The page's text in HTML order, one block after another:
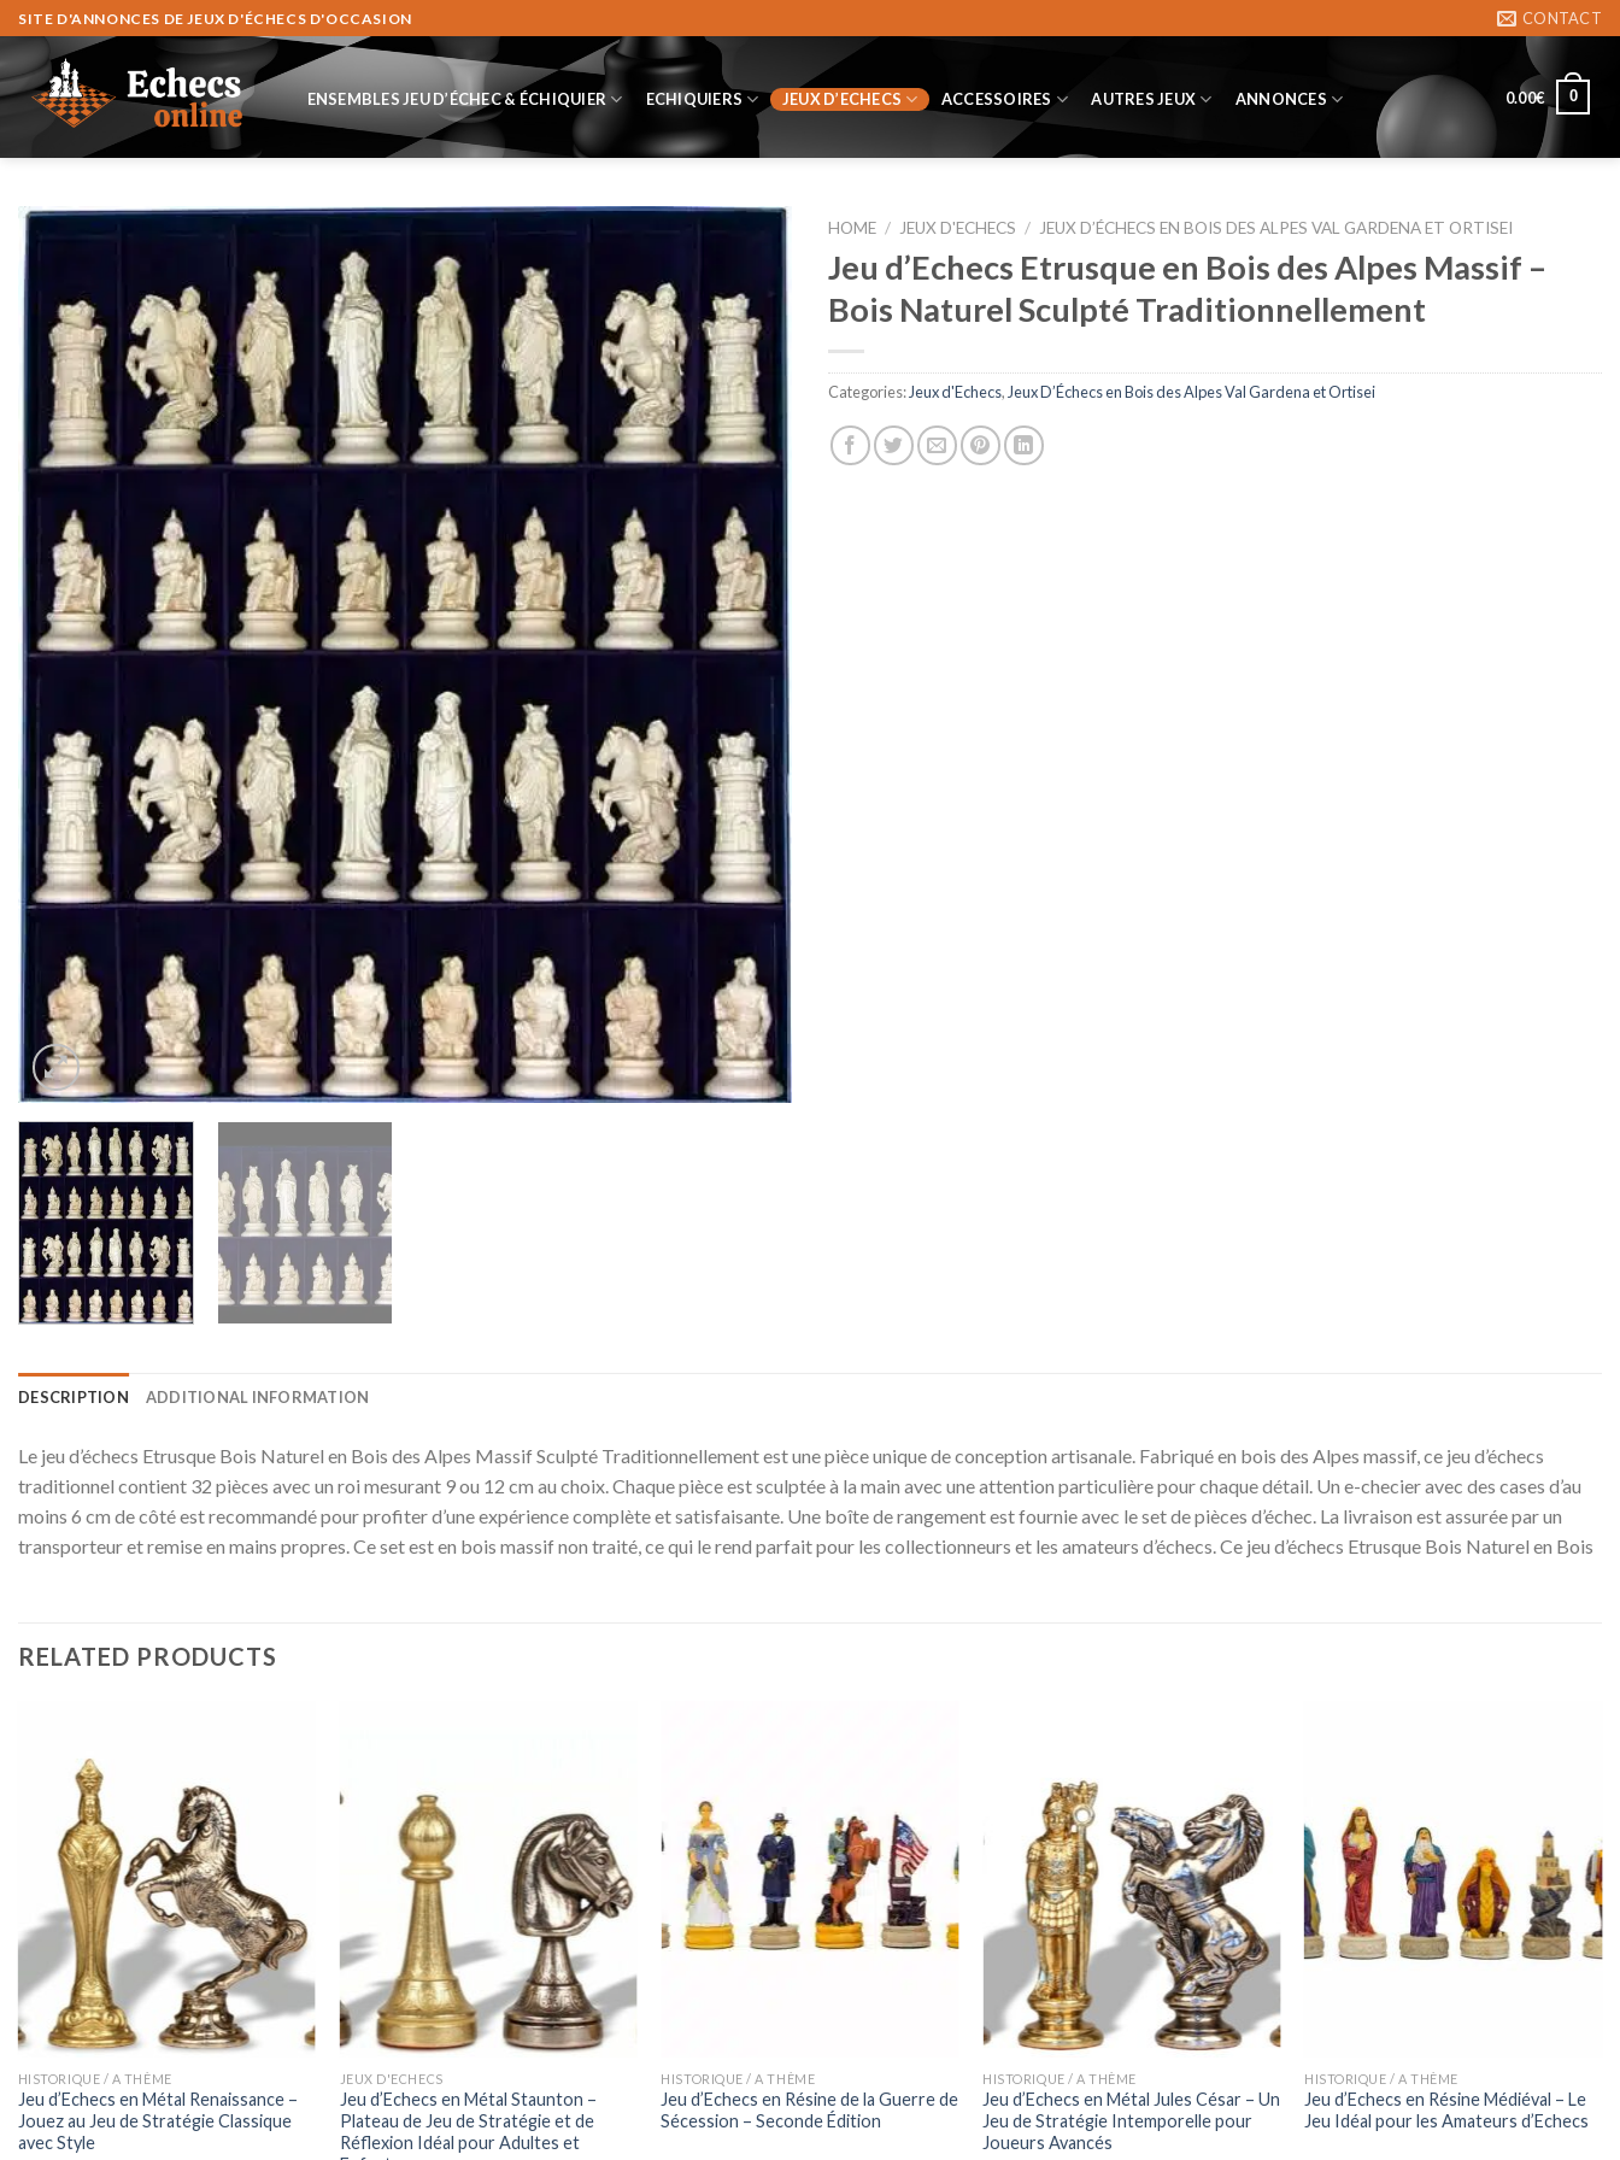
Skip
to
content
SITE D'ANNONCES DE JEUX D'ÉCHECS D'OCCASION CONTACT
ENSEMBLES JEU D’ÉCHEC & ÉCHIQUIER ECHIQUIERS JEUX D’ECHECS ACCESSOIRES AUTRES JEUX ANNONCES 0.00€ 0
HOME / JEUX D'ECHECS / JEUX D’ÉCHECS EN BOIS DES ALPES VAL GARDENA ET ORTISEI
Jeu d’Echecs Etrusque en Bois des Alpes Massif –
Bois Naturel Sculpté Traditionnellement
Categories: Jeux d'Echecs, Jeux D’Échecs en Bois des Alpes Val Gardena et Ortisei
DESCRIPTION ADDITIONAL INFORMATION
Le jeu d’échecs Etrusque Bois Naturel en Bois des Alpes Massif Sculpté Traditionnellement est une pièce unique de conception artisanale. Fabriqué en bois des Alpes massif, ce jeu d’échecs
traditionnel contient 32 pièces avec un roi mesurant 9 ou 12 cm au choix. Chaque pièce est sculptée à la main avec une attention particulière pour chaque détail. Un e-checier avec des cases d’au
moins 6 cm de côté est recommandé pour profiter d’une expérience complète et satisfaisante. Une boîte de rangement est fournie avec le set de pièces d’échec. La livraison est assurée par un
transporteur et remise en mains propres. Ce set est en bois massif non traité, ce qui le rend parfait pour les collectionneurs et les amateurs d’échecs. Ce jeu d’échecs Etrusque Bois Naturel en Bois
RELATED PRODUCTS
HISTORIQUE / A THÈME
Jeu d’Echecs en Métal Renaissance –
Jouez au Jeu de Stratégie Classique
avec Style
JEUX D'ECHECS
Jeu d’Echecs en Métal Staunton –
Plateau de Jeu de Stratégie et de
Réflexion Idéal pour Adultes et
HISTORIQUE / A THÈME
Jeu d’Echecs en Résine de la Guerre de
Sécession – Seconde Édition
HISTORIQUE / A THÈME
Jeu d’Echecs en Métal Jules César – Un
Jeu de Stratégie Intemporelle pour
Joueurs Avancés
HISTORIQUE / A THÈME
Jeu d’Echecs en Résine Médiéval – Le
Jeu Idéal pour les Amateurs d’Echecs